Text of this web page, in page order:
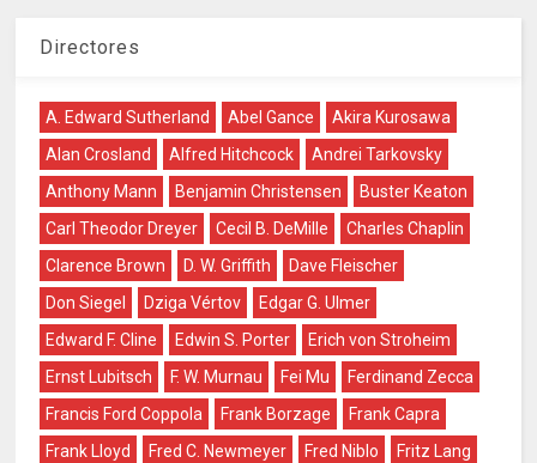
Directores
A. Edward Sutherland Abel Gance
Akira Kurosawa
Alan Crosland
Alfred Hitchcock
Andrei Tarkovsky
Anthony Mann
Benjamin Christensen
Buster Keaton
Carl Theodor Dreyer
Cecil B. DeMille
Charles Chaplin
Clarence Brown
D. W. Griffith
Dave Fleischer
Don Siegel
Dziga Vértov
Edgar G. Ulmer
Edward F. Cline
Edwin S. Porter
Erich von Stroheim
Ernst Lubitsch
F. W. Murnau Fei Mu
Ferdinand Zecca
Francis Ford Coppola
Frank Borzage
Frank Capra
Frank Lloyd
Fred C. Newmeyer Fred Niblo
Fritz Lang